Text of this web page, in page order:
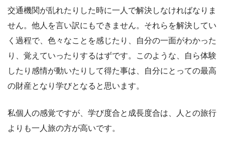
交通機関が乱れたりした時に一人で解決しなければなりま
せん。他人を言い訳にもできません。それらを解決してい
く過程で、色々なことを感じたり、自分の一面がわかった
り、覚えていったりするはずです。このような、自ら体験
したり感情が動いたりして得た事は、自分にとっての最高
の財産となり学びとなると思います。
私個人の感覚ですが、学び度合と成長度合は、人との旅行
よりも一人旅の方が高いです。